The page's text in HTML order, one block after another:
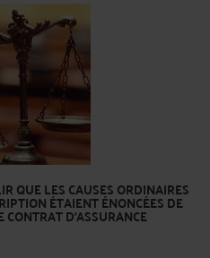
QUE LES CAUSES ORDINAIRES
ÉTAIENT ÉNONCÉES DE
D'ASSURANCE